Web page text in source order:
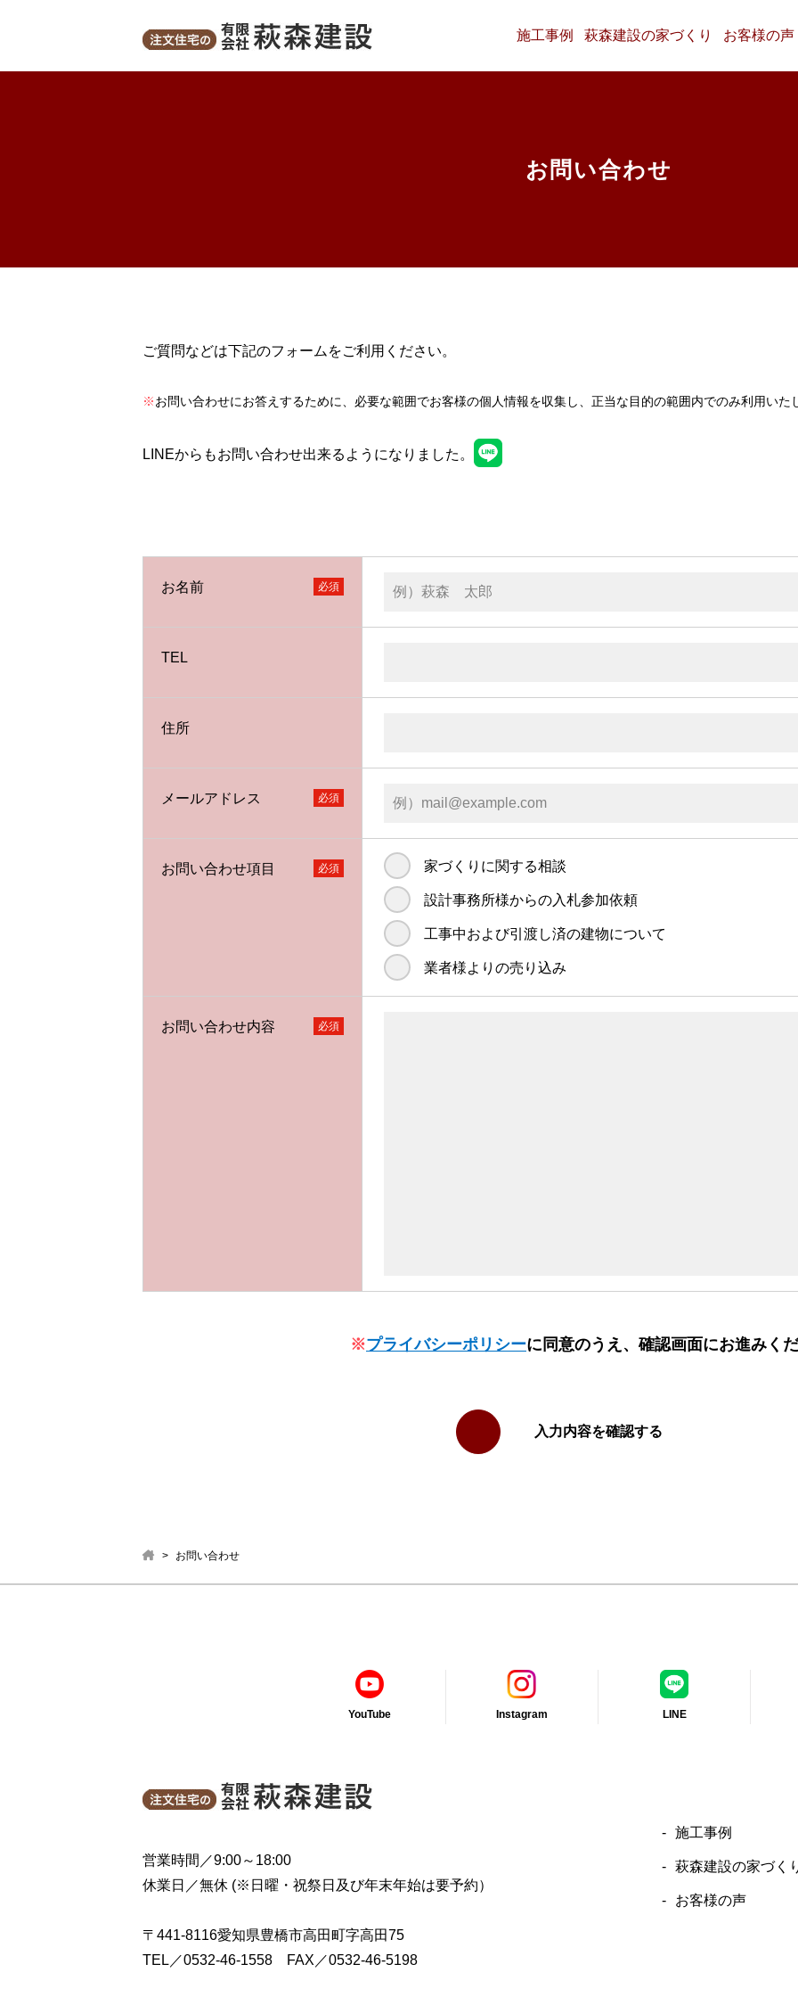
施工事例 萩森建設の家づくり お客様の声
お問い合わせ
ご質問などは下記のフォームをご利用ください。
※お問い合わせにお答えするために、必要な範囲でお客様の個人情報を収集し、正当な目的の範囲内でのみ利用いた
LINEからもお問い合わせ出来るようになりました。
お名前
TEL
住所
メールアドレス
お問い合わせ項目 家づくりに関する相談
設計事務所様からの入札参加依頼
工事中および引渡し済の建物について
業者様よりの売り込み
お問い合わせ内容
※プライバシーポリシーに同意のうえ、確認画面にお進みく
入力内容を確認する
お問い合わせ
YouTube Instagram LINE
営業時間／9:00～18:00
休業日／無休 (※日曜・祝祭日及び年末年始は要予約）
〒441-8116愛知県豊橋市高田町字高田75
TEL／0532-46-1558 FAX／0532-46-5198
施工事例
萩森建設の家づく
お客様の声